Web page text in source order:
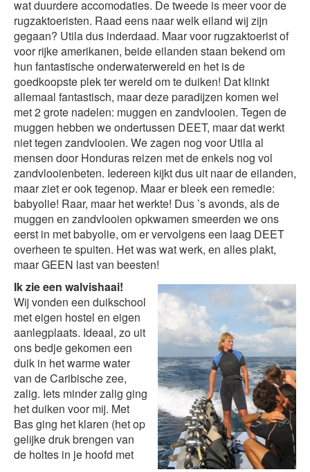
wat duurdere accomodaties. De tweede is meer voor de
rugzaktoeristen. Raad eens naar welk eiland wij zijn
gegaan? Utila dus inderdaad. Maar voor rugzaktoerist of
voor rijke amerikanen, beide eilanden staan bekend om
hun fantastische onderwaterwereld en het is de
goedkoopste plek ter wereld om te duiken! Dat klinkt
allemaal fantastisch, maar deze paradijzen komen wel
met 2 grote nadelen: muggen en zandvlooien. Tegen de
muggen hebben we ondertussen DEET, maar dat werkt
niet tegen zandvlooien. We zagen nog voor Utila al
mensen door Honduras reizen met de enkels nog vol
zandvlooienbeten. Iedereen kijkt dus uit naar de eilanden,
maar ziet er ook tegenop. Maar er bleek een remedie:
babyolie! Raar, maar het werkte! Dus ’s avonds, als de
muggen en zandvlooien opkwamen smeerden we ons
eerst in met babyolie, om er vervolgens een laag DEET
overheen te spuiten. Het was wat werk, en alles plakt,
maar GEEN last van beesten!
Ik zie een walvishaai!
Wij vonden een duikschool
met eigen hostel en eigen
aanlegplaats. Ideaal, zo uit
ons bedje gekomen een
duik in het warme water
van de Caribische zee,
zalig. Iets minder zalig ging
het duiken voor mij. Met
Bas ging het klaren (het op
gelijke druk brengen van
de holtes in je hoofd met